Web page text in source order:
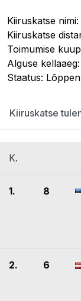
Kiiruskatse
Kiiruskatse
Toimumise
Alguse
Staatus:
Kiiruskatse
K.
1. 8
2. 6